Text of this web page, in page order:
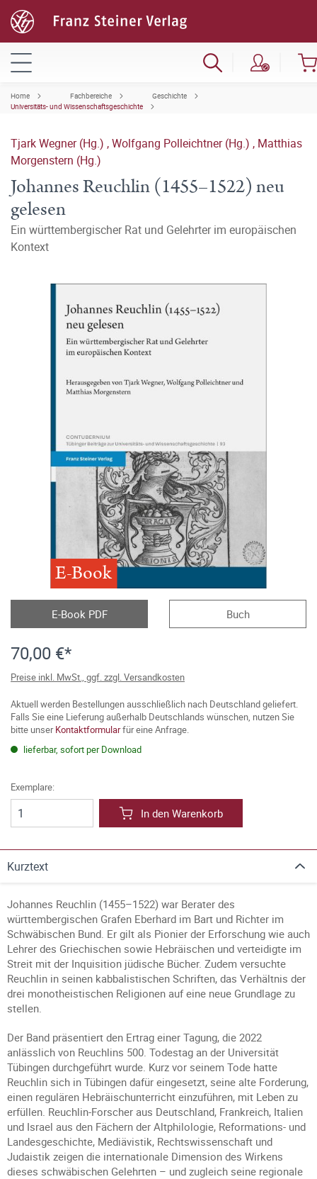
Home Fachbereiche
Geschichte
Universitäts- und Wissenschaftsgeschichte
Tjark Wegner (Hg.) ,Wolfgang Polleichtner (Hg.) , Matthias
Morgenstern (Hg.)
Johannes Reuchlin (1455–1522) neu
gelesen
Ein württembergischer Rat und Gelehrter im europäischen
Kontext
E-Book
E-Book PDF Buch
70,00 €*
Preise inkl. MwSt., ggf. zzgl. Versandkosten
Aktuell werden Bestellungen ausschließlich nach Deutschland geliefert.
Falls Sie eine Lieferung außerhalb Deutschlands wünschen, nutzen Sie
bitte unserKontaktformularfür eine Anfrage.
lieferbar, sofort per Download
Exemplare:
In den Warenkorb
Kurztext
Johannes Reuchlin (1455–1522) war Berater des
württembergischen Grafen Eberhard im Bart und Richter im
Schwäbischen Bund. Er gilt als Pionier der Erforschung wie auch
Lehrer des Griechischen sowie Hebräischen und verteidigte im
Streit mit der Inquisition jüdische Bücher. Zudem versuchte
Reuchlin in seinen kabbalistischen Schriften, das Verhältnis der
drei monotheistischen Religionen auf eine neue Grundlage zu
stellen.
Der Band präsentiert den Ertrag einer Tagung, die 2022
anlässlich von Reuchlins 500. Todestag an der Universität
Tübingen durchgeführt wurde. Kurz vor seinem Tode hatte
Reuchlin sich in Tübingen dafür eingesetzt, seine alte Forderung,
einen regulären Hebräischunterricht einzuführen, mit Leben zu
erfüllen. Reuchlin-Forscher aus Deutschland, Frankreich, Italien
und Israel aus den Fächern der Altphilologie, Reformations- und
Landesgeschichte, Mediävistik, Rechtswissenschaft und
Judaistik zeigen die internationale Dimension des Wirkens
dieses schwäbischen Gelehrten – und zugleich seine regionale